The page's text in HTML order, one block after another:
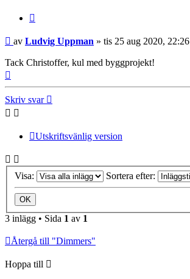
Inlägg
av Ludvig Uppman » tis 25 aug 2020, 22:26
Tack Christoffer, kul med byggprojekt!
Skriv svar
Utskriftsvänlig version
Visa: Sortera efter:
3 inlägg • Sida 1 av 1
Återgå till "Dimmers"
Hoppa till